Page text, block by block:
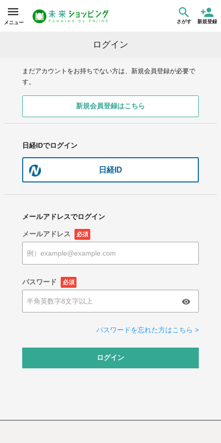
メニュー さがす 新規登録
ログイン
まだアカウントをお持ちでない方は、新規会員登録が必要で
す。
新規会員登録はこちら
日経IDでログイン
日経ID
メールアドレスでログイン
メールアドレス 必須
パスワード 必須
パスワードを忘れた方はこちら >
ログイン